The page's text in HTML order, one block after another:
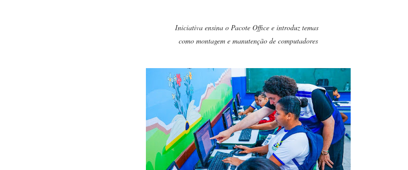
Iniciativa ensina o Pacote Office e introduz temas
como montagem e manutenção de computadores